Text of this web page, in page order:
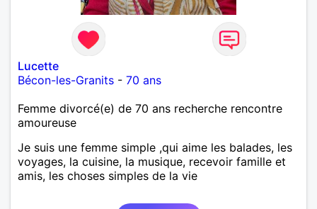
Lucette
Bécon-les-Granits - 70 ans
Femme divorcé(e) de 70 ans recherche rencontre
amoureuse
Je suis une femme simple ,qui aime les balades, les
voyages, la cuisine, la musique, recevoir famille et
amis, les choses simples de la vie